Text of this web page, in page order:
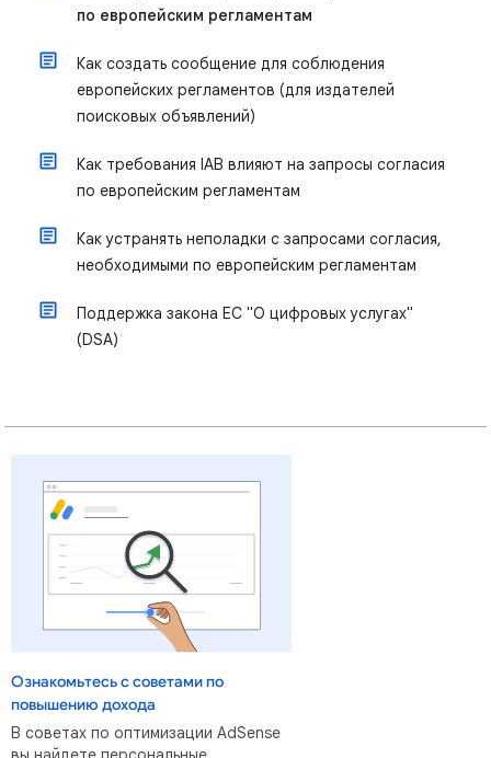
по европейским регламентам
Как создать сообщение для соблюдения
европейских регламентов (для издателей
поисковых объявлений)
Как требования IAB влияют на запросы согласия
по европейским регламентам
Как устранять неполадки с запросами согласия,
необходимыми по европейским регламентам
Поддержка закона ЕС "О цифровых услугах"
(DSA)
Ознакомьтесь с советами по
повышению дохода
В советах по оптимизации AdSense